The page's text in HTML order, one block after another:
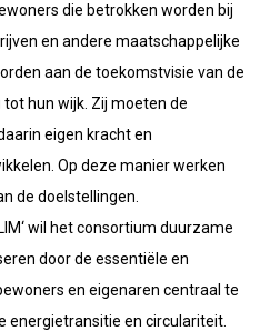
die betrokken worden bij
en andere maatschappelijke
aan de toekomstvisie van de
hun wijk. Zij moeten de
eigen kracht en
Op deze manier werken
de doelstellingen.
wil het consortium duurzame
door de essentiële en
en eigenaren centraal te
energietransitie en circulariteit.